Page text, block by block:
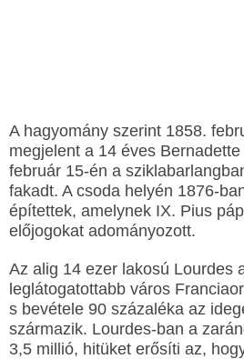
A hagyomány szerint 1858.
megjelent a 14 éves
február 15-én a
fakadt. A csoda helyén 1876-
építettek, amelynek IX. Pius
előjogokat adományozott.
Az alig 14 ezer lakosú Lourdes
leglátogatottabb város
s bevétele 90 százaléka az
származik. Lourdes-ban a
3,5 millió, hitüket erősíti az,